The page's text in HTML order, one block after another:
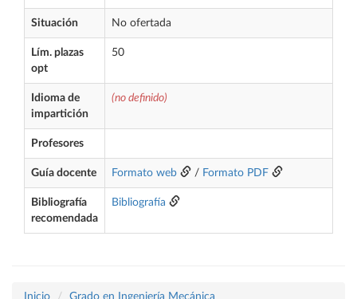
Situación No ofertada
Lím. plazas
opt
50
Idioma de
impartición
(no definido)
Profesores
Guía docente Formato web / Formato PDF
Bibliografía
recomendada
Bibliografía
Inicio
Grado en Ingeniería Mecánica